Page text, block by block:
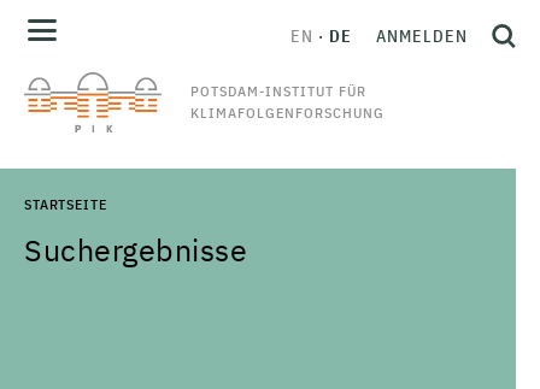
POTSDAM-INSTITUT FÜR
KLIMAFOLGENFORSCHUNG
EN DE ANMELDEN
STARTSEITE
Suchergebnisse